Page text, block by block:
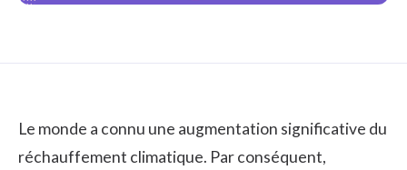
Le monde a connu une augmentation significative du
réchauffement climatique. Par conséquent,